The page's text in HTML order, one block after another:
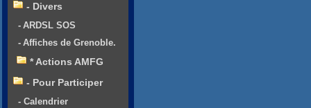
- Divers
- ARDSL SOS
- Affiches de Grenoble.
* Actions AMFG
- Pour Participer
- Calendrier